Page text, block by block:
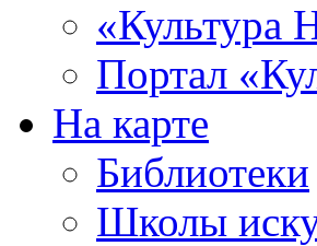
«Культура
Портал
На карте
Библиотеки
Школы